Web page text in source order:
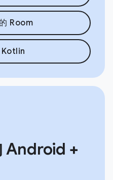
Room
Kotlin
Android +